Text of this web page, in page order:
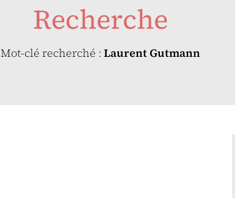
Recherche
Mot-clé recherché : Laurent Gutmann